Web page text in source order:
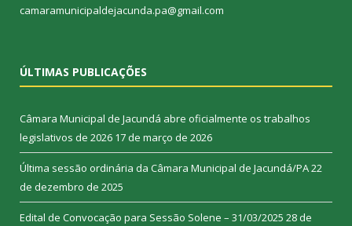
camaramunicipaldejacunda.pa@gmail.com
ÚLTIMAS PUBLICAÇÕES
Câmara Municipal de Jacundá abre oficialmente os trabalhos
legislativos de 2026 17 de março de 2026
Última sessão ordinária da Câmara Municipal de Jacundá/PA22
de dezembro de 2025
Edital de Convocação para Sessão Solene – 31/03/2025 28 de